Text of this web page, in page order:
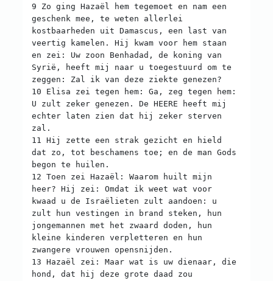
9 Zo ging Hazaël hem tegemoet en nam een
geschenk mee, te weten allerlei
kostbaarheden uit Damascus, een last van
veertig kamelen. Hij kwam voor hem staan
en zei: Uw zoon Benhadad, de koning van
Syrië, heeft mij naar u toegestuurd om te
zeggen: Zal ik van deze ziekte genezen?
10 Elisa zei tegen hem: Ga, zeg tegen hem:
U zult zeker genezen. De HEERE heeft mij
echter laten zien dat hij zeker sterven
zal.
11 Hij zette een strak gezicht en hield
dat zo, tot beschamens toe; en de man Gods
begon te huilen.
12 Toen zei Hazaël: Waarom huilt mijn
heer? Hij zei: Omdat ik weet wat voor
kwaad u de Israëlieten zult aandoen: u
zult hun vestingen in brand steken, hun
jongemannen met het zwaard doden, hun
kleine kinderen verpletteren en hun
zwangere vrouwen opensnijden.
13 Hazaël zei: Maar wat is uw dienaar, die
hond, dat hij deze grote daad zou